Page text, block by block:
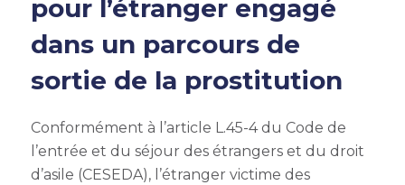
pour l’étranger engagé
dans un parcours de
sortie de la prostitution
Conformément à l’article L.45-4 du Code de
l’entrée et du séjour des étrangers et du droit
d’asile (CESEDA), l’étranger victime des